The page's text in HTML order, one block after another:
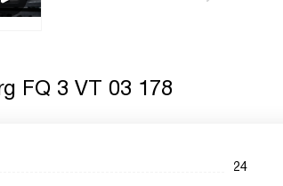
FQ 3 VT 03 178
24